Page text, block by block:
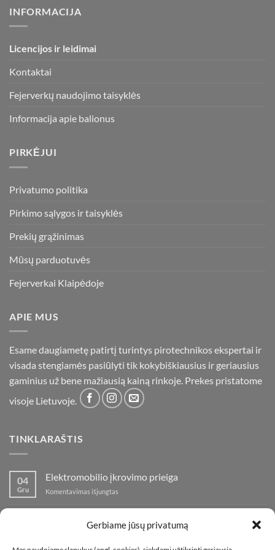
Gerbiame jūsų privatumą
INFORMACIJA
Licencijos ir leidimai
Kontaktai
Fejerverkų naudojimo taisyklės
Informacija apie balionus
PIRKĖJUI
Privatumo politika
Pirkimo sąlygos ir taisyklės
Prekių grąžinimas
Mūsų parduotuvės
Fejerverkai Klaipėdoje
APIE MUS
Esame daugiametę patirtį turintys pirotechnikos ekspertai ir
visada stengiamės pasiūlyti tik kokybiškiausius ir geriausius
gaminius už bene mažiausią kainą rinkoje. Prekes pristatome
visoje Lietuvoje.
TINKLARAŠTIS
04
Gru
Elektromobilio įkrovimo prieiga
Komentavimas išjungtas
prieiga
Komentavimas išjungtasįraše